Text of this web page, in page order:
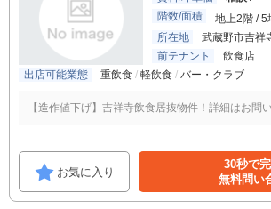
階数/面積
地上2階 / 5
所在地
武蔵野市吉祥
前テナント
飲食店
出店可能業態
重飲食 軽飲食 バー・クラブ
【造作値下げ】吉祥寺飲食居抜物件！詳細はお問
お気に入り
30秒で完
無料問い